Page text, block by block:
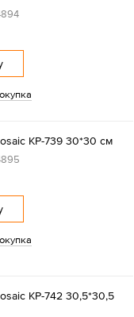
KP-739 30*30 см
KP-742 30,5*30,5